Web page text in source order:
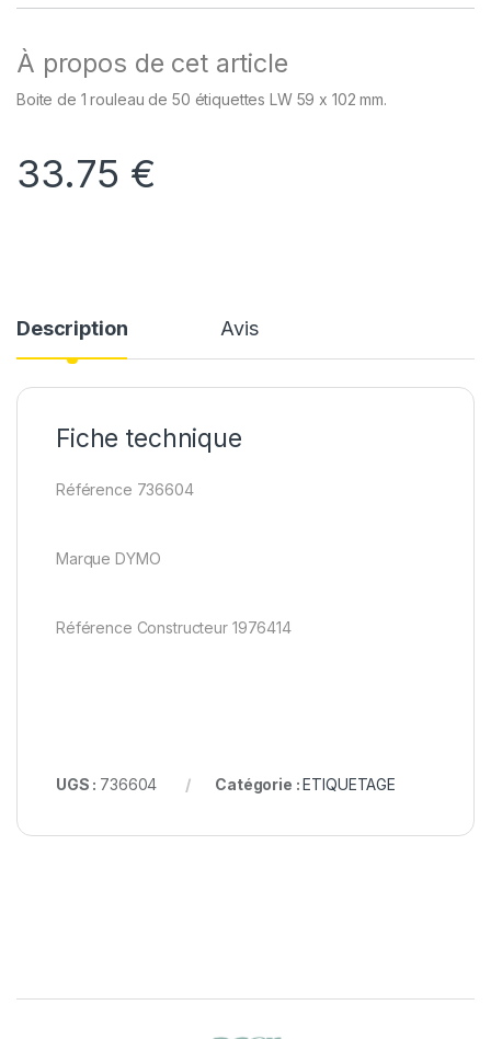
À propos de cet article
Boite de 1 rouleau de 50 étiquettes LW 59 x 102 mm.
33.75 €
Description Avis
Fiche technique
Référence 736604
Marque DYMO
Référence Constructeur 1976414
UGS : 736604 Catégorie :ETIQUETAGE